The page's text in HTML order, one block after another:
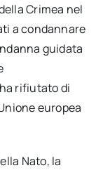
Crimea nel
a condannare
guidata
rifiutato di
europea
Nato, la